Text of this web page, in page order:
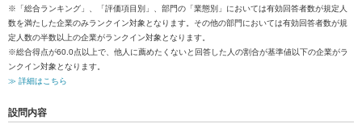
※「総合ランキング」、「評価項目別」、部門の「業態別」においては有効回答者数が規定人
数を満たした企業のみランクイン対象となります。その他の部門においては有効回答者数が規
定人数の半数以上の企業がランクイン対象となります。
※総合得点が60.0点以上で、他人に薦めたくないと回答した人の割合が基準値以下の企業がラ
ンクイン対象となります。
≫ 詳細はこちら
設問内容